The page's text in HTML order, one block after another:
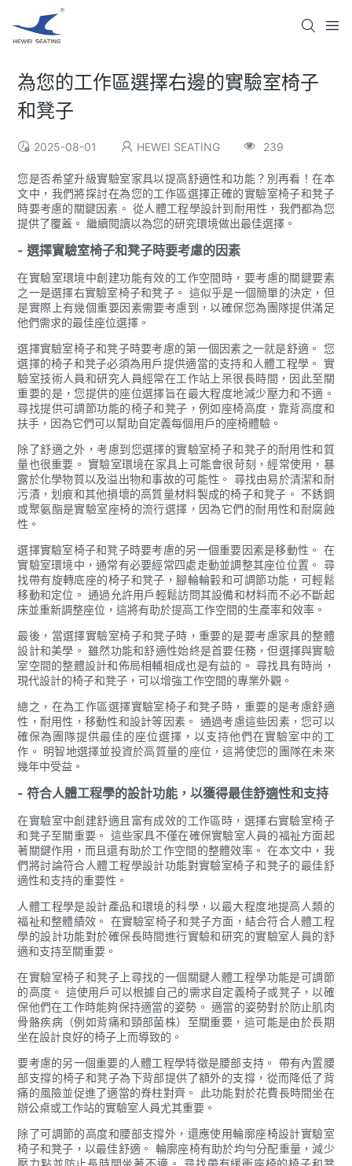
為您的工作區選擇右邊的實驗室椅子
和凳子
2025-08-01 HEWEI SEATING 239
您是否希望升級實驗室家具以提高舒適性和功能？別再看！在本
文中，我們將探討在為您的工作區選擇正確的實驗室椅子和凳子
時要考慮的關鍵因素。 從人體工程學設計到耐用性，我們都為您
提供了覆蓋。 繼續閱讀以為您的研究環境做出最佳選擇。
- 選擇實驗室椅子和凳子時要考慮的因素
在實驗室環境中創建功能有效的工作空間時，要考慮的關鍵要素
之一是選擇右實驗室椅子和凳子。 這似乎是一個簡單的決定，但
是實際上有幾個重要因素需要考慮到，以確保您為團隊提供滿足
他們需求的最佳座位選擇。
選擇實驗室椅子和凳子時要考慮的第一個因素之一就是舒適。 您
選擇的椅子和凳子必須為用戶提供適當的支持和人體工程學。 實
驗室技術人員和研究人員經常在工作站上呆很長時間，因此至關
重要的是，您提供的座位選擇旨在最大程度地減少壓力和不適。
尋找提供可調節功能的椅子和凳子，例如座椅高度，靠背高度和
扶手，因為它們可以幫助自定義每個用戶的座椅體驗。
除了舒適之外，考慮到您選擇的實驗室椅子和凳子的耐用性和質
量也很重要。 實驗室環境在家具上可能會很苛刻，經常使用，暴
露於化學物質以及溢出物和事故的可能性。 尋找由易於清潔和耐
污漬，划痕和其他損壞的高質量材料製成的椅子和凳子。 不銹鋼
或聚氨酯是實驗室座椅的流行選擇，因為它們的耐用性和耐腐蝕
性。
選擇實驗室椅子和凳子時要考慮的另一個重要因素是移動性。 在
實驗室環境中，通常有必要經常四處走動並調整其座位位置。 尋
找帶有旋轉底座的椅子和凳子，腳輪輪轂和可調節功能，可輕鬆
移動和定位。 通過允許用戶輕鬆訪問其設備和材料而不必不斷起
床並重新調整座位，這將有助於提高工作空間的生產率和效率。
最後，當選擇實驗室椅子和凳子時，重要的是要考慮家具的整體
設計和美學。 雖然功能和舒適性始終是首要任務，但選擇與實驗
室空間的整體設計和佈局相輔相成也是有益的。 尋找具有時尚，
現代設計的椅子和凳子，可以增強工作空間的專業外觀。
總之，在為工作區選擇實驗室椅子和凳子時，重要的是考慮舒適
性，耐用性，移動性和設計等因素。 通過考慮這些因素，您可以
確保為團隊提供最佳的座位選擇，以支持他們在實驗室中的工
作。 明智地選擇並投資於高質量的座位，這將使您的團隊在未來
幾年中受益。
- 符合人體工程學的設計功能，以獲得最佳舒適性和支持
在實驗室中創建舒適且富有成效的工作區時，選擇右實驗室椅子
和凳子至關重要。 這些家具不僅在確保實驗室人員的福祉方面起
著關鍵作用，而且還有助於工作空間的整體效率。 在本文中，我
們將討論符合人體工程學設計功能對實驗室椅子和凳子的最佳舒
適性和支持的重要性。
人體工程學是設計產品和環境的科學，以最大程度地提高人類的
福祉和整體績效。 在實驗室椅子和凳子方面，結合符合人體工程
學的設計功能對於確保長時間進行實驗和研究的實驗室人員的舒
適和支持至關重要。
在實驗室椅子和凳子上尋找的一個關鍵人體工程學功能是可調節
的高度。 這使用戶可以根據自己的需求自定義椅子或凳子，以確
保他們在工作時能夠保持適當的姿勢。 適當的姿勢對於防止肌肉
骨骼疾病（例如背痛和頸部菌株）至關重要，這可能是由於長期
坐在設計良好的椅子上而導致的。
要考慮的另一個重要的人體工程學特徵是腰部支持。 帶有內置腰
部支撐的椅子和凳子為下背部提供了額外的支撐，從而降低了背
痛的風險並促進了適當的脊柱對齊。 此功能對於花費長時間坐在
辦公桌或工作站的實驗室人員尤其重要。
除了可調節的高度和腰部支撐外，還應使用輪廓座椅設計實驗室
椅子和凳子，以最佳舒適。 輪廓座椅有助於均勻分配重量，減少